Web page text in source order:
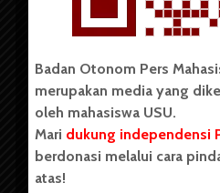
Copyright © 2023. All rights
Badan Otonom Pers Mahasiswa
pers mahasiswa yang berdiri di
secara mandiri oleh mahasiswa
(USU). Sebelumnya BOPM
Unit Kegiatan Mahasiswa (UKM)
Badan Otonom Pers
merupakan media yang
oleh mahasiswa USU.
Mari dukung independensi
berdonasi melalui cara
atas!